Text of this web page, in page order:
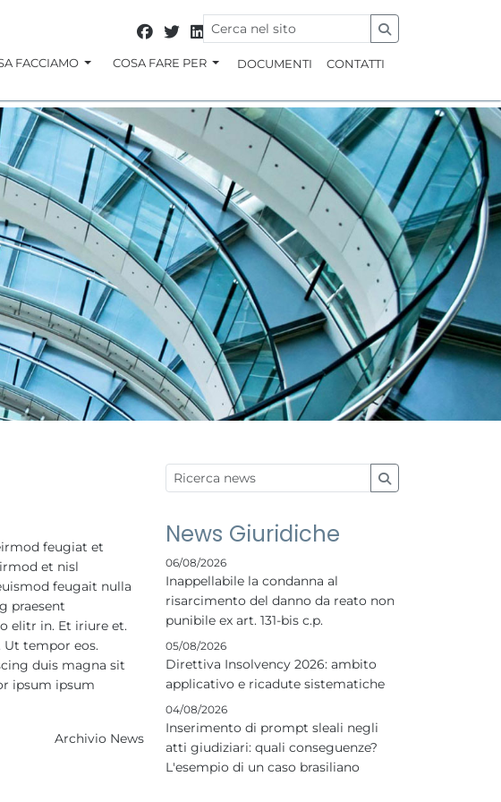
FACCIAMO COSA FARE PER DOCUMENTI CONTATTI
feugiat et
et nisl
feugait nulla
praesent
elitr in. Et iriure et.
tempor eos.
duis magna sit
ipsum ipsum
Archivio News
News Giuridiche
06/08/2026
Inappellabile la condanna al
risarcimento del danno da reato non
punibile ex art. 131-bis c.p.
05/08/2026
Direttiva Insolvency 2026: ambito
applicativo e ricadute sistematiche
04/08/2026
Inserimento di prompt sleali negli
atti giudiziari: quali conseguenze?
L'esempio di un caso brasiliano